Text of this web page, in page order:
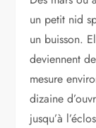
un petit nid
un buisson.
deviennent
mesure
dizaine
jusqu’à